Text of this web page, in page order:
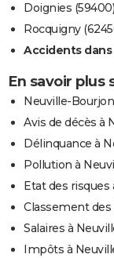
Doignies (59400)
Rocquigny
Accidents dans
En savoir plus
Neuville-
Avis de décès à
Délinquance à
Pollution à
Etat des risques
Classement des
Salaires à
Impôts à